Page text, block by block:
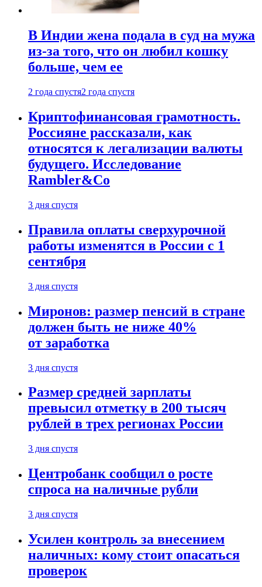
В Индии жена подала в суд на мужа
из-за того, что он любил кошку
больше, чем ее
2 года спустя2 года спустя
Криптофинансовая грамотность.
Россияне рассказали, как
относятся к легализации валюты
будущего. Исследование
Rambler&Co
3 дня спустя
Правила оплаты сверхурочной
работы изменятся в России с 1
сентября
3 дня спустя
Миронов: размер пенсий в стране
должен быть не ниже 40%
от заработка
3 дня спустя
Размер средней зарплаты
превысил отметку в 200 тысяч
рублей в трех регионах России
3 дня спустя
Центробанк сообщил о росте
спроса на наличные рубли
3 дня спустя
Усилен контроль за внесением
наличных: кому стоит опасаться
проверок